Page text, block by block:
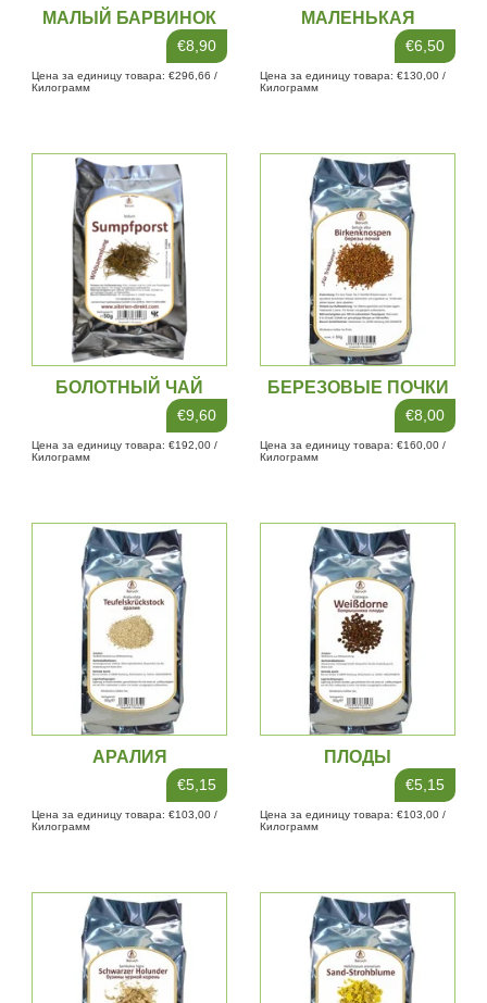
МАЛЫЙ БАРВИНОК
€8,90
Цена за единицу товара: €296,66 /
Килограмм
МАЛЕНЬКАЯ
КРОВОХЛЕБКА€6,50
Цена за единицу товара: €130,00 /
Килограмм
БОЛОТНЫЙ ЧАЙ
€9,60
Цена за единицу товара: €192,00 /
Килограмм
БЕРЕЗОВЫЕ ПОЧКИ
€8,00
Цена за единицу товара: €160,00 /
Килограмм
АРАЛИЯ
€5,15
Цена за единицу товара: €103,00 /
Килограмм
ПЛОДЫ
БОЯРЫШНИКА€5,15
Цена за единицу товара: €103,00 /
Килограмм